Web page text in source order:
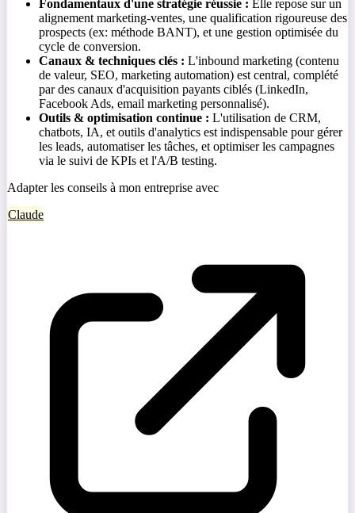
Fondamentaux d'une stratégie réussie : Elle repose sur un
alignement marketing-ventes, une qualification rigoureuse des
prospects (ex: méthode BANT), et une gestion optimisée du
cycle de conversion.
Canaux & techniques clés : L'inbound marketing (contenu
de valeur, SEO, marketing automation) est central, complété
par des canaux d'acquisition payants ciblés (LinkedIn,
Facebook Ads, email marketing personnalisé).
Outils & optimisation continue : L'utilisation de CRM,
chatbots, IA, et outils d'analytics est indispensable pour gérer
les leads, automatiser les tâches, et optimiser les campagnes
via le suivi de KPIs et l'A/B testing.
Adapter les conseils à mon entreprise avec
Claude